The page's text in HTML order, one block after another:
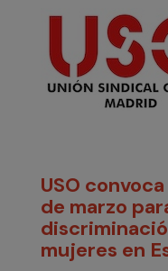
USO
de marzo
mujeres en